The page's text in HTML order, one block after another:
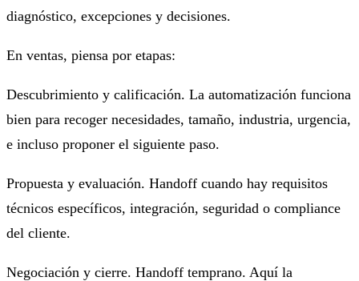
diagnóstico, excepciones y decisiones.
En ventas, piensa por etapas:
Descubrimiento y calificación. La automatización funciona
bien para recoger necesidades, tamaño, industria, urgencia,
e incluso proponer el siguiente paso.
Propuesta y evaluación. Handoff cuando hay requisitos
técnicos específicos, integración, seguridad o compliance
del cliente.
Negociación y cierre. Handoff temprano. Aquí la